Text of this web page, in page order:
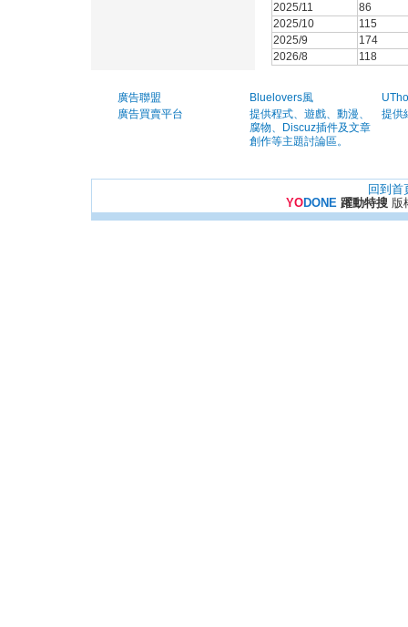
2025/11
86
2025/10
115
2025/9
174
2026/8
118
廣告聯盟
廣告買賣平台
Bluelovers風
提供程式、遊戲、動漫、
腐物、Discuz插件及文章
創作等主題討論區。
提供
回到首
YODONE 躍動特搜版